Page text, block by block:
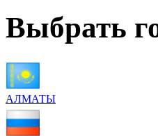
Выбрать
АЛМАТЫ